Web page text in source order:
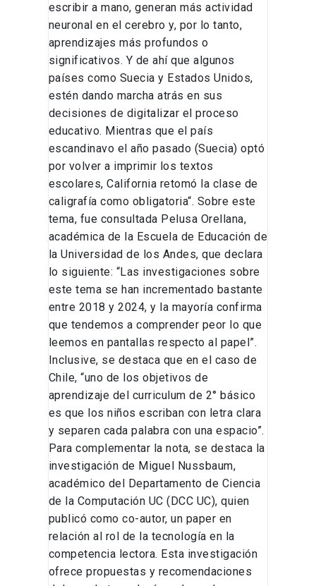
escribir a mano, generan más actividad
neuronal en el cerebro y, por lo tanto,
aprendizajes más profundos o
significativos. Y de ahí que algunos
países como Suecia y Estados Unidos,
estén dando marcha atrás en sus
decisiones de digitalizar el proceso
educativo. Mientras que el país
escandinavo el año pasado (Suecia) optó
por volver a imprimir los textos
escolares, California retomó la clase de
caligrafía como obligatoria“. Sobre este
tema, fue consultada Pelusa Orellana,
académica de la Escuela de Educación de
la Universidad de los Andes, que declara
lo siguiente: “Las investigaciones sobre
este tema se han incrementado bastante
entre 2018 y 2024, y la mayoría confirma
que tendemos a comprender peor lo que
leemos en pantallas respecto al papel”.
Inclusive, se destaca que en el caso de
Chile, “uno de los objetivos de
aprendizaje del curriculum de 2° básico
es que los niños escriban con letra clara
y separen cada palabra con una espacio”.
Para complementar la nota, se destaca la
investigación de Miguel Nussbaum,
académico del Departamento de Ciencia
de la Computación UC (DCC UC), quien
publicó como co-autor, un paper en
relación al rol de la tecnología en la
competencia lectora. Esta investigación
ofrece propuestas y recomendaciones